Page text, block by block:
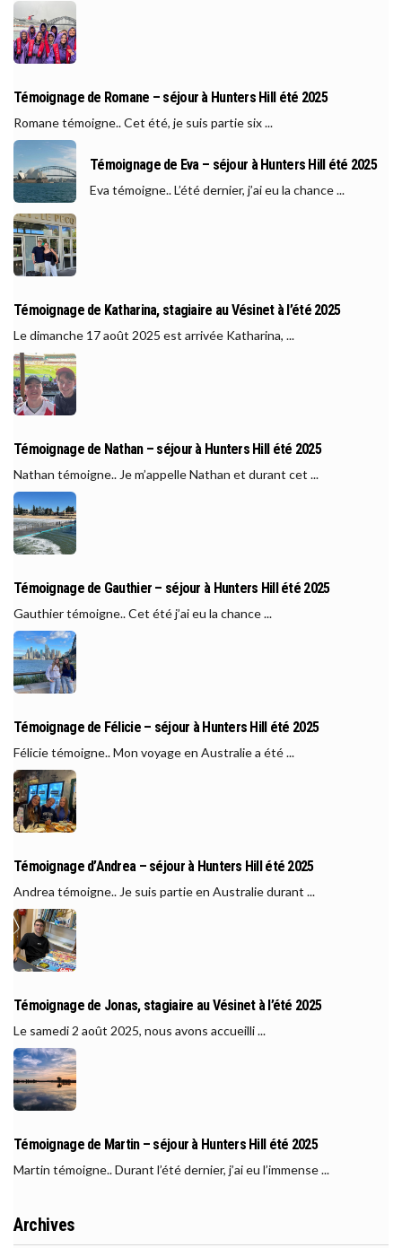
Témoignage de Romane – séjour à Hunters Hill été 2025
Romane témoigne.. Cet été, je suis partie six ...
Témoignage de Eva – séjour à Hunters Hill été 2025
Eva témoigne.. L’été dernier, j’ai eu la chance ...
Témoignage de Katharina, stagiaire au Vésinet à l’été 2025
Le dimanche 17 août 2025 est arrivée Katharina, ...
Témoignage de Nathan – séjour à Hunters Hill été 2025
Nathan témoigne.. Je m’appelle Nathan et durant cet ...
Témoignage de Gauthier – séjour à Hunters Hill été 2025
Gauthier témoigne.. Cet été j’ai eu la chance ...
Témoignage de Félicie – séjour à Hunters Hill été 2025
Félicie témoigne.. Mon voyage en Australie a été ...
Témoignage d’Andrea – séjour à Hunters Hill été 2025
Andrea témoigne.. Je suis partie en Australie durant ...
Témoignage de Jonas, stagiaire au Vésinet à l’été 2025
Le samedi 2 août 2025, nous avons accueilli ...
Témoignage de Martin – séjour à Hunters Hill été 2025
Martin témoigne.. Durant l’été dernier, j’ai eu l’immense ...
Archives